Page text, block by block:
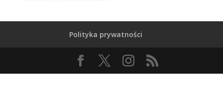
Polityka prywatności